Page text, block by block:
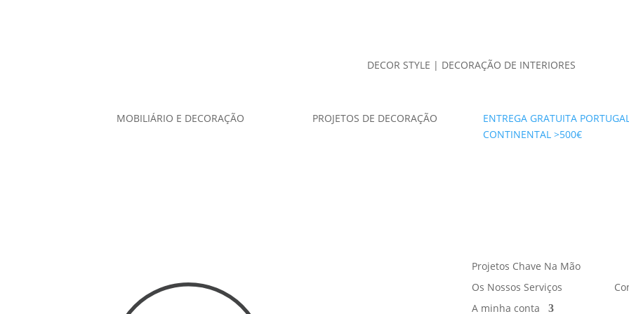
DECOR STYLE | DECORAÇÃO DE INTERIORES
MOBILIÁRIO E DECORAÇÃO PROJETOS DE DECORAÇÃO
ENTREGA GRATUITA
CONTINENTAL >500€
Projetos Chave Na Mão
Os Nossos Serviços
A minha conta